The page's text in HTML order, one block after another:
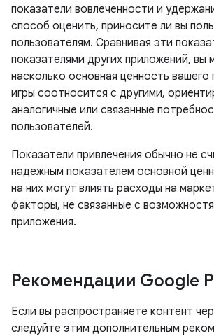
показатели вовлеченности и
способ оценить, приносите ли вы
пользователям. Сравнивая эти
показателями других приложений, вы
насколько основная ценность вашего
игры соотносится с другими,
аналогичные или связанные
пользователей.
Показатели привлечения обычно не
надежным показателем основной
на них могут влиять расходы на
факторы, не связанные с
приложения.
Рекомендации Google
Если вы распространяете контент
следуйте этим дополнительным